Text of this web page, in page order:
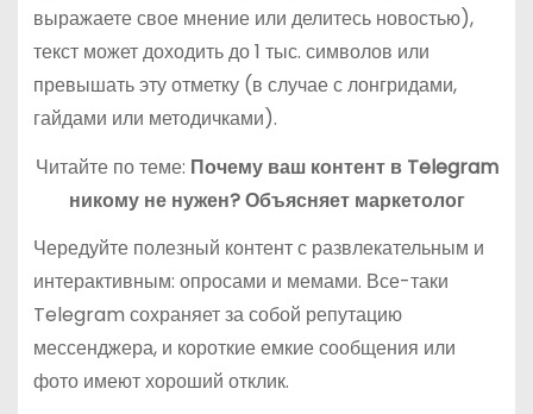
выражаете свое мнение или делитесь новостью),
текст может доходить до 1 тыс. символов или
превышать эту отметку (в случае с лонгридами,
гайдами или методичками).
Читайте по теме: Почему ваш контент в Telegram
никому не нужен? Объясняет маркетолог
Чередуйте полезный контент с развлекательным и
интерактивным: опросами и мемами. Все-таки
Telegram сохраняет за собой репутацию
мессенджера, и короткие емкие сообщения или
фото имеют хороший отклик.